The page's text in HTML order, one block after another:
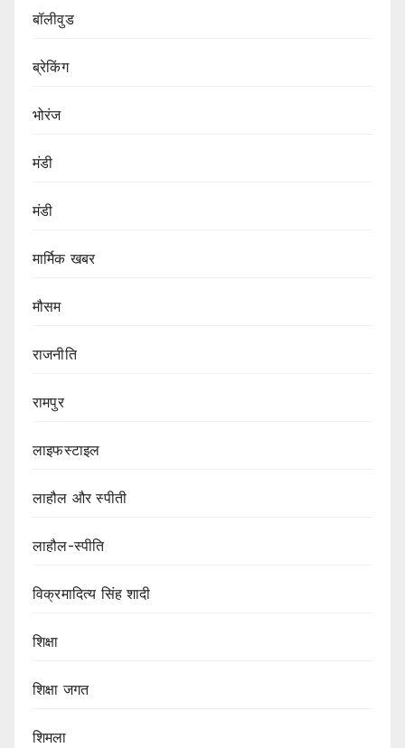
बॉलीवुड
ब्रेकिंग
भोरंज
मंडी
मंडी
मार्मिक खबर
मौसम
राजनीति
रामपुर
लाइफस्टाइल
लाहौल और स्पीती
लाहौल-स्पीति
विक्रमादित्य सिंह शादी
शिक्षा
शिक्षा जगत
शिमला